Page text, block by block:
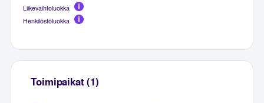
Liikevaihtoluokka
Henkilöstöluokka
Toimipaikat (1)